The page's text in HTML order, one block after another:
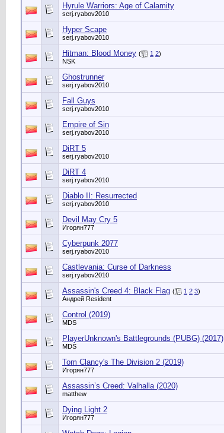
Hyrule Warriors: Age of Calamity
serj.ryabov2010
Hyper Scape
serj.ryabov2010
Hitman: Blood Money ( 1 2)
NSK
Ghostrunner
serj.ryabov2010
Fall Guys
serj.ryabov2010
Empire of Sin
serj.ryabov2010
DiRT 5
serj.ryabov2010
DiRT 4
serj.ryabov2010
Diablo II: Resurrected
serj.ryabov2010
Devil May Cry 5
Игорян777
Cyberpunk 2077
serj.ryabov2010
Castlevania: Curse of Darkness
serj.ryabov2010
Assassin's Creed 4: Black Flag ( 1 2 3)
Андрей Resident
Control (2019)
MDS
PlayerUnknown's Battlegrounds (PUBG) (2017)
MDS
Tom Clancy's The Division 2 (2019)
Игорян777
Assassin’s Creed: Valhalla (2020)
matthew
Dying Light 2
Игорян777